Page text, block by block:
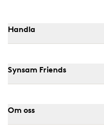
Handla
Synsam Friends
Om oss